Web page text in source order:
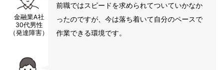
金融業A社
30代男性
（発達障害）
前職ではスピードを求められてついていかなか
ったのですが、今は落ち着いて自分のペースで
作業できる環境です。